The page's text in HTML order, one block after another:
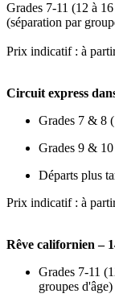
Grades 7-11 (12 à
(séparation par
Prix indicatif : à
Circuit express
Grades 7 & 8
Grades 9 &
Départs plus
Prix indicatif : à
Rêve californien –
Grades 7-11
groupes d'âge)